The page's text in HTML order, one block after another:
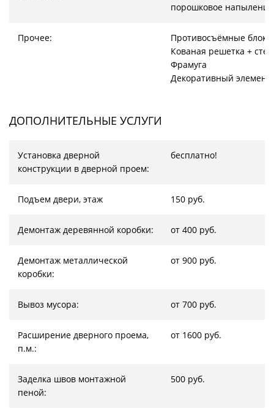
порошковое напыление
Прочее:
Противосъёмные
Кованая решетка +
Фрамуга
Декоративный элемент
ДОПОЛНИТЕЛЬНЫЕ УСЛУГИ
Установка дверной
конструкции в дверной проем:
бесплатно!
Подъем двери, этаж 150 руб.
Демонтаж деревянной коробки: от 400 руб.
Демонтаж металлической
коробки:
от 900 руб.
Вывоз мусора: от 700 руб.
Расширение дверного проема,
п.м.:
от 1600 руб.
Заделка швов монтажной
пеной:
500 руб.